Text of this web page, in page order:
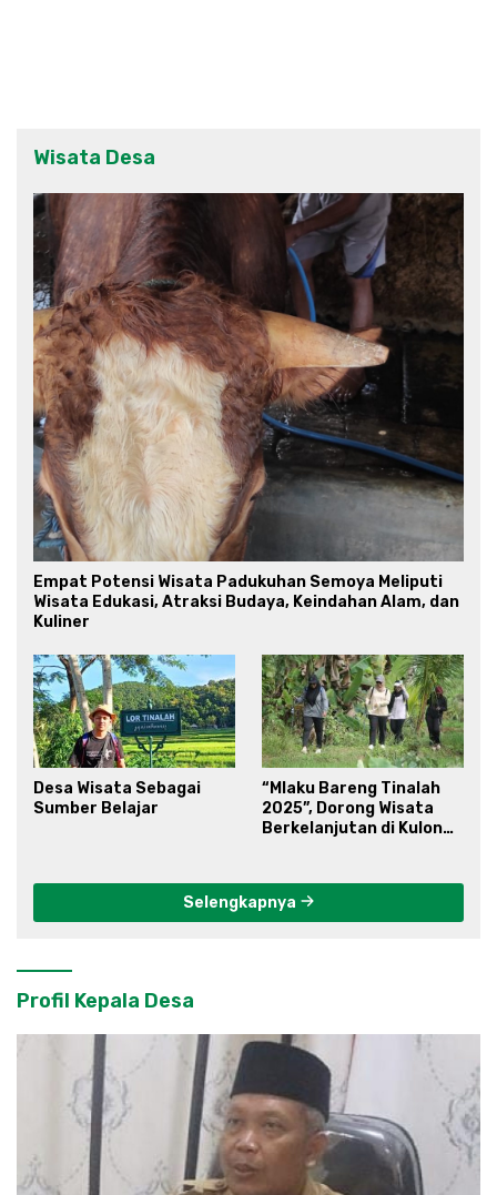
Wisata Desa
Empat Potensi Wisata Padukuhan Semoya Meliputi
Wisata Edukasi, Atraksi Budaya, Keindahan Alam, dan
Kuliner
Desa Wisata Sebagai
Sumber Belajar
“Mlaku Bareng Tinalah
2025”, Dorong Wisata
Berkelanjutan di Kulon
Selengkapnya
Profil Kepala Desa